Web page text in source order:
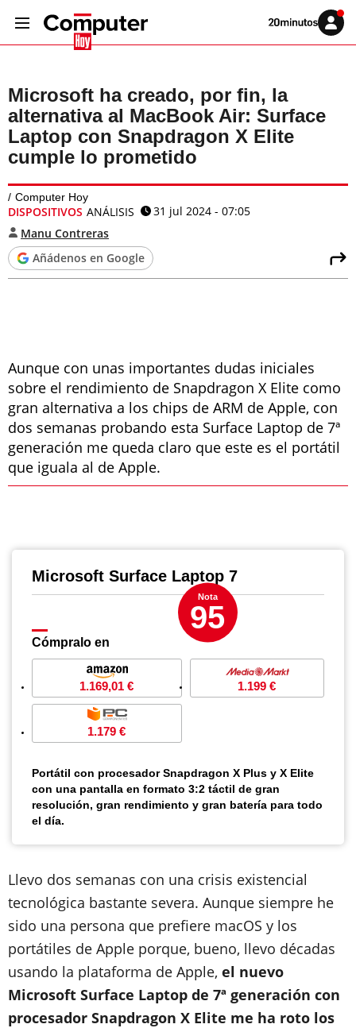
Volver
Iniciar
sesión
Microsoft ha creado, por fin, la
alternativa al MacBook Air: Surface
Laptop con Snapdragon X Elite
cumple lo prometido
Computer Hoy
DISPOSITIVOS ANÁLISIS
31 jul 2024 - 07:05
Manu Contreras
Añádenos en Google
Aunque con unas importantes dudas iniciales
sobre el rendimiento de Snapdragon X Elite como
gran alternativa a los chips de ARM de Apple, con
dos semanas probando esta Surface Laptop de 7ª
generación me queda claro que este es el portátil
que iguala al de Apple.
Microsoft Surface Laptop 7
Nota
95
Cómpralo en
1.169,01 € 1.199 €
1.179 €
Portátil con procesador Snapdragon X Plus y X Elite
con una pantalla en formato 3:2 táctil de gran
resolución, gran rendimiento y gran batería para todo
el día.
Llevo dos semanas con una crisis existencial
tecnológica bastante severa. Aunque siempre he
sido una persona que prefiere macOS y los
portátiles de Apple porque, bueno, llevo décadas
usando la plataforma de Apple, el nuevo
Microsoft Surface Laptop de 7ª generación con
procesador Snapdragon X Elite me ha roto los